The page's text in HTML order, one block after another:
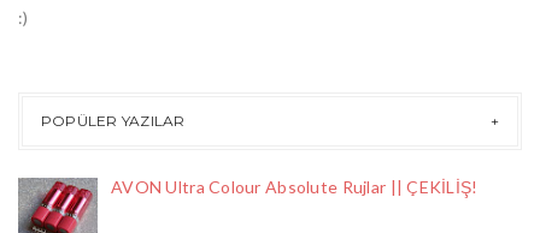
:)
POPÜLER YAZILAR
AVON Ultra Colour Absolute Rujlar || ÇEKİLİŞ!